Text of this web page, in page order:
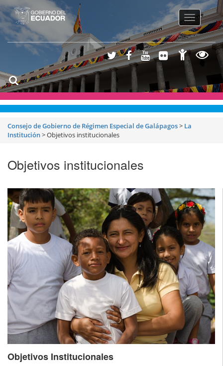
Toggle
Consejo de Gobierno de Régimen Especial de Galápagos> La
Institución>Objetivos institucionales
Objetivos institucionales
Objetivos Institucionales